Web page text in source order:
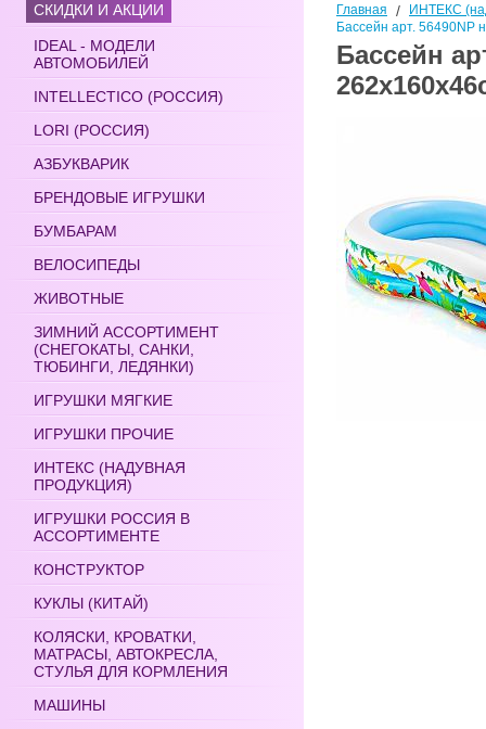
СКИДКИ И АКЦИИ
IDEAL - МОДЕЛИ
АВТОМОБИЛЕЙ
INTELLECTICO (РОССИЯ)
LORI (РОССИЯ)
АЗБУКВАРИК
БРЕНДОВЫЕ ИГРУШКИ
БУМБАРАМ
ВЕЛОСИПЕДЫ
ЖИВОТНЫЕ
ЗИМНИЙ АССОРТИМЕНТ
(СНЕГОКАТЫ, САНКИ,
ТЮБИНГИ, ЛЕДЯНКИ)
ИГРУШКИ МЯГКИЕ
ИГРУШКИ ПРОЧИЕ
ИНТЕКС (НАДУВНАЯ
ПРОДУКЦИЯ)
ИГРУШКИ РОССИЯ В
АССОРТИМЕНТЕ
КОНСТРУКТОР
КУКЛЫ (КИТАЙ)
КОЛЯСКИ, КРОВАТКИ,
МАТРАСЫ, АВТОКРЕСЛА,
СТУЛЬЯ ДЛЯ КОРМЛЕНИЯ
МАШИНЫ
Главная /
ИНТЕКС
Бассейн арт. 56490NP
Бассейн